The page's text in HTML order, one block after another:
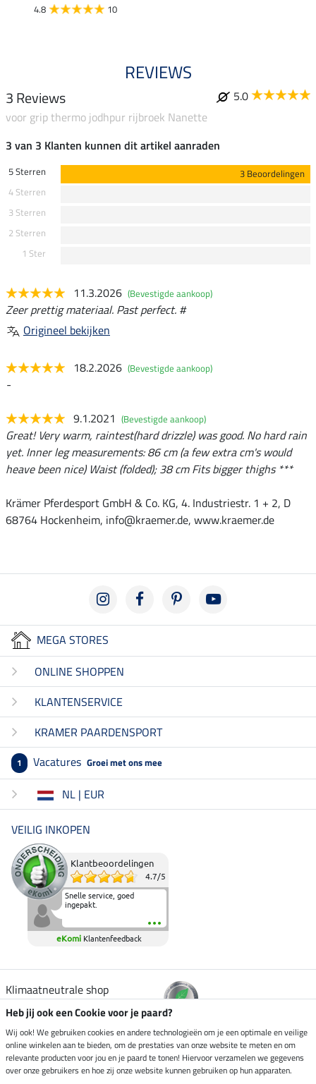
4.8 10
REVIEWS
3 Reviews
5.0
voor grip thermo jodhpur rijbroek Nanette
3 van 3 Klanten kunnen dit artikel aanraden
5 Sterren
3 Beoordelingen
4 Sterren
3 Sterren
2 Sterren
1 Ster
11.3.2026 (Bevestigde aankoop)
Zeer prettig materiaal. Past perfect. #
Origineel bekijken
18.2.2026 (Bevestigde aankoop)
-
9.1.2021 (Bevestigde aankoop)
Great! Very warm, raintest(hard drizzle) was good. No hard rain
yet. Inner leg measurements: 86 cm (a few extra cm's would
heave been nice) Waist (folded); 38 cm Fits bigger thighs ***
Krämer Pferdesport GmbH & Co. KG, 4. Industriestr. 1 + 2, D
68764 Hockenheim, info@kraemer.de, www.kraemer.de
MEGA STORES
ONLINE SHOPPEN
KLANTENSERVICE
KRAMER PAARDENSPORT
1 Vacatures Groei met ons mee
NL | EUR
VEILIG INKOPEN
Klantbeoordelingen
4.7/5
Snelle service, goed
ingepakt.
eKomi Klantenfeedback
Klimaatneutrale shop
Verzending per
Heb jij ook een Cookie voor je paard?
Wij ook! We gebruiken cookies en andere technologieën om je een optimale en veilige
online winkelen aan te bieden, om de prestaties van onze website te meten en om
relevante producten voor jou en je paard te tonen! Hiervoor verzamelen we gegevens
over onze gebruikers en hoe zij onze website kunnen gebruiken op hun apparaten.